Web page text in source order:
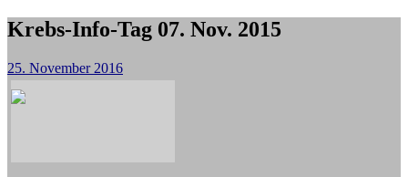
Krebs-Info-Tag 07. Nov. 2015
25. November 2016